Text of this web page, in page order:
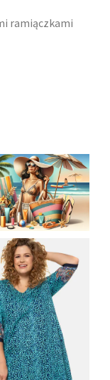
ramiączkami
MODA
STROJE
I
KTÓRE
MIEĆ